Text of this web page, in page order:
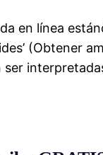
en línea
(Obtener
ser